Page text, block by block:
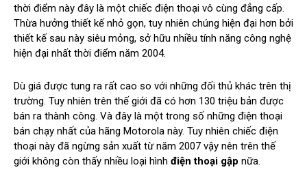
thời điểm này đây là một chiếc điện thoại vô cùng đẳng cấp.
Thừa hưởng thiết kế nhỏ gọn, tuy nhiên chúng hiện đại hơn bởi
thiết kế sau này siêu mỏng, sở hữu nhiều tính năng công nghệ
hiện đại nhất thời điểm năm 2004.
Dù giá được tung ra rất cao so với những đối thủ khác trên thị
trường. Tuy nhiên trên thế giới đã có hơn 130 triệu bản được
bán ra thành công. Và đây là một trong số những điện thoại
bán chạy nhất của hãng Motorola này. Tuy nhiên chiếc điện
thoại này đã ngừng sản xuất từ năm 2007 vậy nên trên thế
giới không còn thấy nhiều loại hình điện thoại gập nữa.